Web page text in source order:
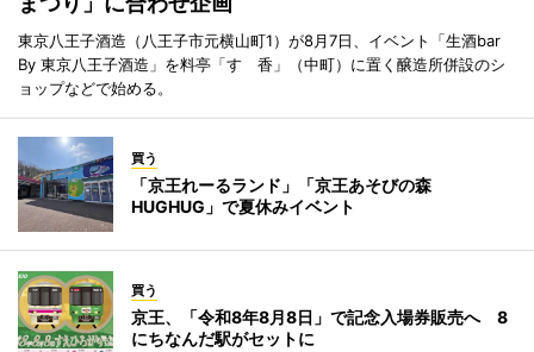
東京八王子酒造（八王子市元横山町1）が8月7日、イベント「生酒bar
By 東京八王子酒造」を料亭「すゞ香」（中町）に置く醸造所併設のシ
ョップなどで始める。
買う
「京王れーるランド」「京王あそびの森
HUGHUG」で夏休みイベント
買う
京王、「令和8年8月8日」で記念入場券販売へ 8
にちなんだ駅がセットに